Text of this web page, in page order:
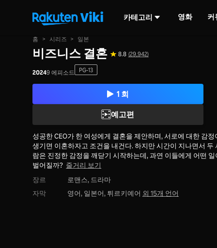
카테고리 영화 커
홈 > 시리즈 > 일본
비즈니스 결혼 8.8 (29,942)
20249 에피소드 PG-13
1 회
예고편
성공한 CEO가 한 여성에게 결혼을 제안하며, 서로에 대한 감정
생기면 이혼하자고 조건을 내건다. 하지만 시간이 지나면서 두
람은 진정한 감정을 깨닫기 시작하는데, 과연 이들에게 어떤 일
벌어질까? 줄거리 보기
장르
로맨스, 드라마
자막
영어, 일본어, 튀르키예어 외 15개 언어